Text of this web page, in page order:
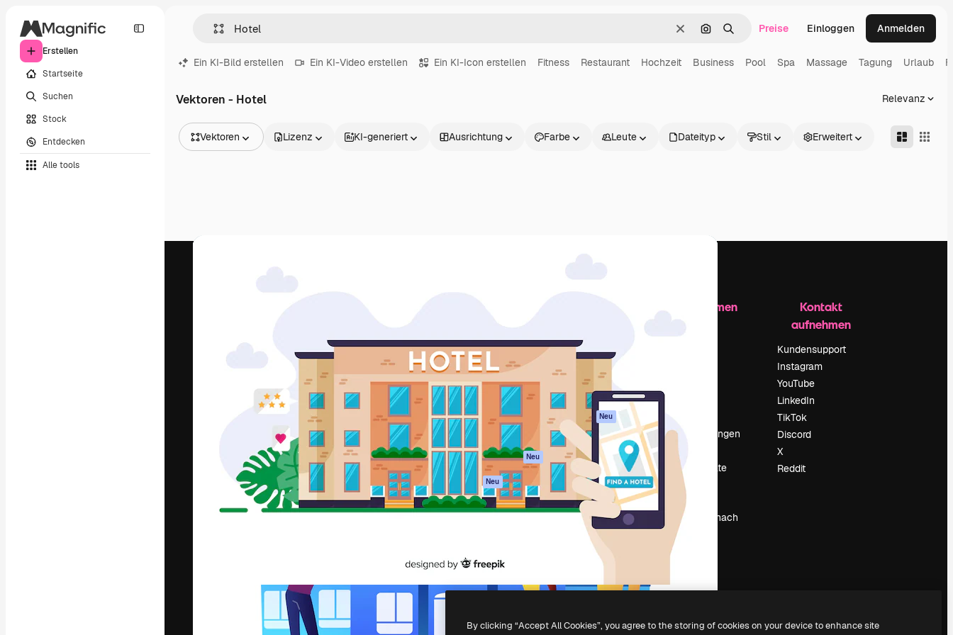
Erstellen
Startseite
Suchen
Stock
Entdecken
Alle tools
LöschenNach Bild suchen
SuchenPreise Einloggen Anmelden
Ein KI-Bild erstellen Ein KI-Video erstellen Ein KI-Icon erstellen Fitness Restaurant Hochzeit Business Pool Spa Massage Tagung Urlaub
Vektoren - Hotel Relevanz
Vektoren
Videos
Lizenz KI-generiert Ausrichtung Farbe Leute Dateityp Stil Erweitert
Arbeit zu verwirklichen. Mehr als 1 Million
Abonnenten unter Kreativen, Unternehmen,
Agenturen und Studios.
Deutsch
KI-Assistent
KI-Bildgenerator
KI-Videogenerator
KI-
Stimmengenerator
Stock-Inhalte
MCP für
Claude/ChatGPT
Neu
Agenten Neu
API
Mobile App
Dokumentation
Datenschutzerklärung
Originale
Neu
Cookie-Richtlinie
Vertrauenszentrum
Partner
Unternehmen
Unternehmen
Preise
Veranstaltungen
Slidesgo
Deine Inhalte
verkaufen
Pressesaal
Suchst du nach
magnific.ai
Kontakt
aufnehmen
Kundensupport
Instagram
YouTube
LinkedIn
TikTok
Discord
X
Reddit
By clicking “Accept All Cookies”, you agree to the storing of cookies on your device to enhance site